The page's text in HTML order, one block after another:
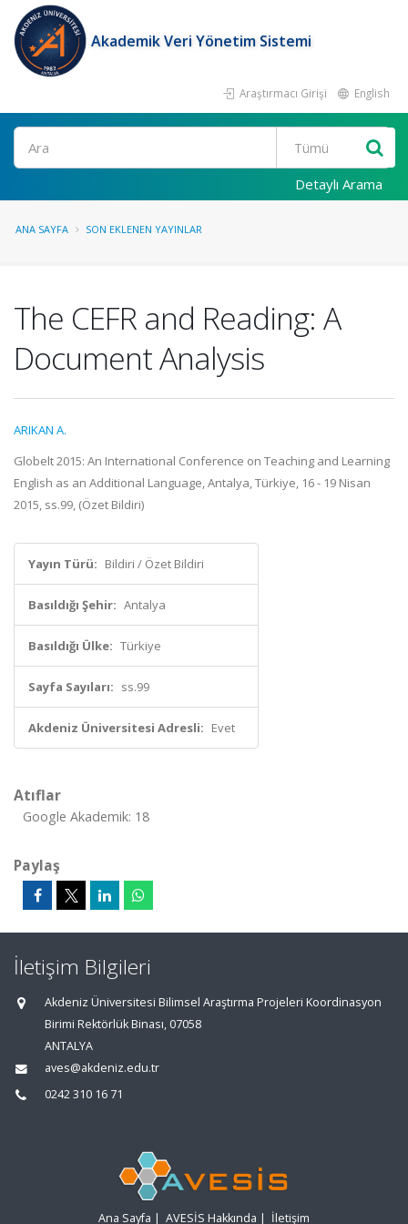
Akademik Veri Yönetim Sistemi
Araştırmacı Girişi English
Ara
Detaylı Arama
ANA SAYFA SON EKLENEN YAYINLAR
The CEFR and Reading: A
Document Analysis
ARIKAN A.
Globelt 2015: An International Conference on Teaching and Learning
English as an Additional Language, Antalya, Türkiye, 16 - 19 Nisan
2015, ss.99, (Özet Bildiri)
Yayın Türü: Bildiri / Özet Bildiri
Basıldığı Şehir: Antalya
Basıldığı Ülke: Türkiye
Sayfa Sayıları: ss.99
Akdeniz Üniversitesi Adresli: Evet
Atıflar
Google Akademik: 18
Paylaş
İletişim Bilgileri
Akdeniz Üniversitesi Bilimsel Araştırma Projeleri Koordinasyon
Birimi Rektörlük Binası, 07058
ANTALYA
aves@akdeniz.edu.tr
0242 310 16 71
Ana Sayfa | AVESİS Hakkında | İletişim